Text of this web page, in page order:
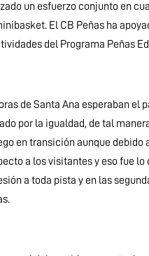
un esfuerzo conjunto en
El CB Peñas ha
del Programa Peñas
de Santa Ana esperaban
por la igualdad, de tal
en transición aunque
a los visitantes y eso fue
a toda pista y en las